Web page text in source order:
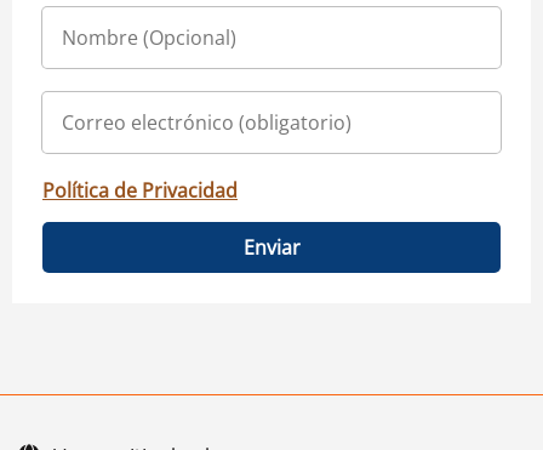
Política de Privacidad
Enviar